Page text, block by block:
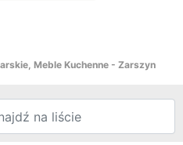
Meble Kuchenne - Zarszyn